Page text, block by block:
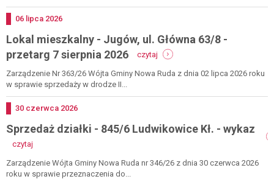
przetarg
sierpnia
2026
Dodano
06 lipca 2026
Lokal mieszkalny - Jugów, ul. Główna 63/8 -
przetarg 7 sierpnia 2026
czytaj
lokal
mieszkalny
63/8
7
Zarządzenie Nr 363/26 Wójta Gminy Nowa Ruda z dnia 02 lipca 2026 roku
w sprawie sprzedaży w drodze II...
Dodano
30 czerwca 2026
Sprzedaż działki - 845/6 Ludwikowice Kł. - wykaz
czytaj
działki
-
Zarządzenie Wójta Gminy Nowa Ruda nr 346/26 z dnia 30 czerwca 2026
roku w sprawie przeznaczenia do...